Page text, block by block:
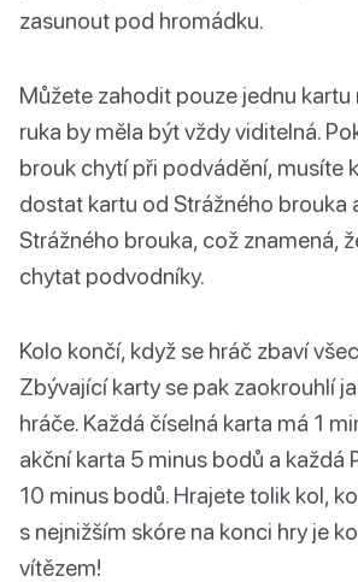
zasunout pod hromádku.
Můžete zahodit pouze jednu kartu
ruka by měla být vždy viditelná.
brouk chytí při podvádění, musíte
dostat kartu od Strážného brouka
Strážného brouka, což znamená,
chytat podvodníky.
Kolo končí, když se hráč zbaví
Zbývající karty se pak zaokrouhlí
hráče. Každá číselná karta má 1
akční karta 5 minus bodů a každá
10 minus bodů. Hrajete tolik kol,
s nejnižším skóre na konci hry je
vítězem!